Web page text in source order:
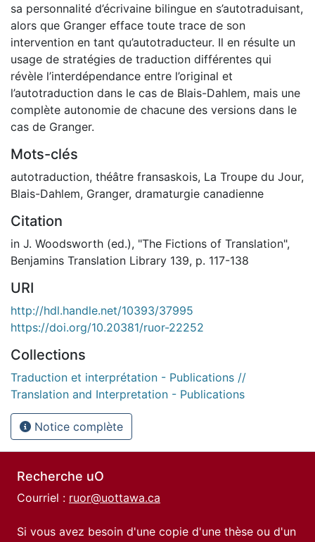
sa personnalité d’écrivaine bilingue en s’autotraduisant,
alors que Granger efface toute trace de son
intervention en tant qu’autotraducteur. Il en résulte un
usage de stratégies de traduction différentes qui
révèle l’interdépendance entre l’original et
l’autotraduction dans le cas de Blais-Dahlem, mais une
complète autonomie de chacune des versions dans le
cas de Granger.
Mots-clés
autotraduction, théâtre fransaskois, La Troupe du Jour,
Blais-Dahlem, Granger, dramaturgie canadienne
Citation
in J. Woodsworth (ed.), "The Fictions of Translation",
Benjamins Translation Library 139, p. 117-138
URI
http://hdl.handle.net/10393/37995
https://doi.org/10.20381/ruor-22252
Collections
Traduction et interprétation - Publications //
Translation and Interpretation - Publications
Notice complète
Recherche uO
Courriel : ruor@uottawa.ca
Si vous avez besoin d'une copie d'une thèse ou d'un